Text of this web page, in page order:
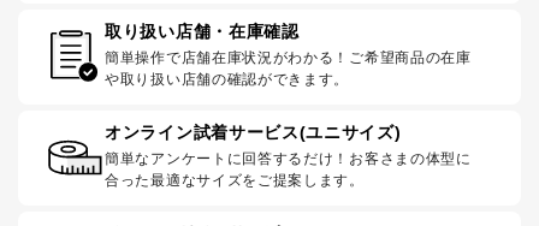
取り扱い店舗・在庫確認
簡単操作で店舗在庫状況がわかる！ご希望商品の在庫
や取り扱い店舗の確認ができます。
オンライン試着サービス(ユニサイズ)
簡単なアンケートに回答するだけ！お客さまの体型に
合った最適なサイズをご提案します。